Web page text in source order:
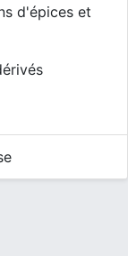
d'épices et